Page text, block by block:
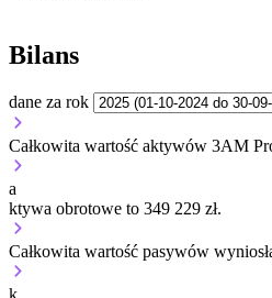
Bilans
dane za rok
Całkowita wartość aktywów 3AM
a
ktywa obrotowe to 349 229 zł.
Całkowita wartość pasywów